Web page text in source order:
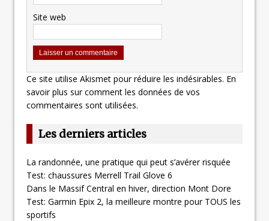
Site web
Ce site utilise Akismet pour réduire les indésirables. En
savoir plus sur comment les données de vos
commentaires sont utilisées.
Les derniers articles
La randonnée, une pratique qui peut s’avérer risquée
Test: chaussures Merrell Trail Glove 6
Dans le Massif Central en hiver, direction Mont Dore
Test: Garmin Epix 2, la meilleure montre pour TOUS les
sportifs